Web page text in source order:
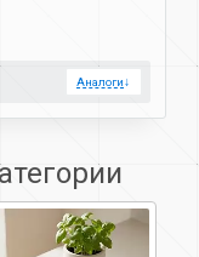
Аналоги↓